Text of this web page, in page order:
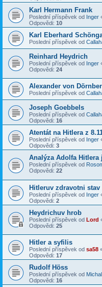
Karl Hermann Frank
Poslední příspěvek od Inger
Odpovědi: 10
Karl Eberhard
Poslední příspěvek od
Reinhard Heydrich
Poslední příspěvek od Inger
Odpovědi: 24
Alexander von
Poslední příspěvek od
Joseph Goebbels
Poslední příspěvek od
Odpovědi: 16
Atentát na Hitlera z
Poslední příspěvek od Inger
Odpovědi: 3
Analýza Adolfa Hitlera
Poslední příspěvek od
Odpovědi: 22
Hitleruv zdravotni stav
Poslední příspěvek od Inger
Odpovědi: 2
Heydrichuv hrob
Poslední příspěvek od Lord
Odpovědi: 25
Hitler a syfilis
Poslední příspěvek od sa58
Odpovědi: 17
Rudolf Höss
Poslední příspěvek od
Odpovědi: 16